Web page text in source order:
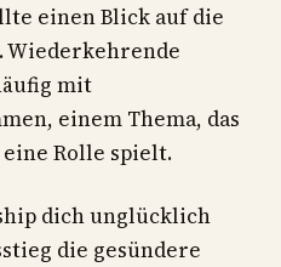
einen Blick auf die
Wiederkehrende
mit
einem Thema, das
eine Rolle spielt.
dich unglücklich
die gesündere